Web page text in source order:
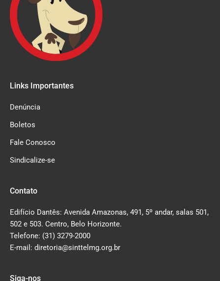
Links Importantes
Denúncia
Boletos
Fale Conosco
Sindicalize-se
Contato
Edifício Dantês: Avenida Amazonas, 491, 5º andar, salas 501,
502 e 503. Centro, Belo Horizonte.
Telefone: (31) 3279-2000
E-mail: diretoria@sinttelmg.org.br
Siga-nos